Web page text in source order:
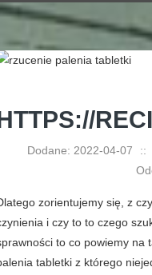
Dodane: 2022-04-07 ::
zorientujemy się, z
i czy to to czego
to co powiemy na
tabletki z którego